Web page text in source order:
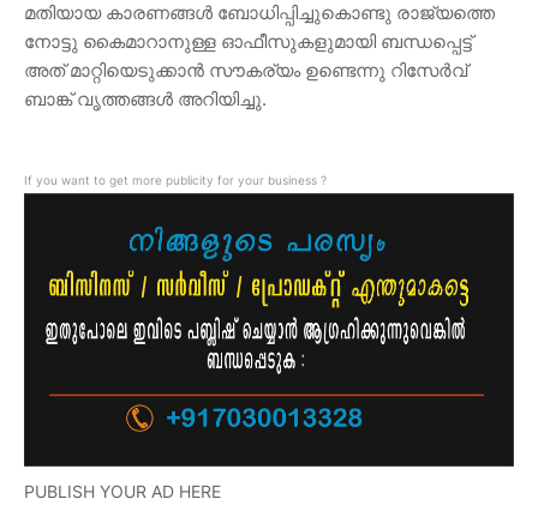
മതിയായ കാരണങ്ങൾ ബോധിപ്പിച്ചുകൊണ്ടു രാജ്യത്തെ
നോട്ടു കൈമാറാനുള്ള ഓഫീസുകളുമായി ബന്ധപ്പെട്ട്
അത് മാറ്റിയെടുക്കാൻ സൗകര്യം ഉണ്ടെന്നു റിസേർവ്
ബാങ്ക് വൃത്തങ്ങൾ അറിയിച്ചു.
If you want to get more publicity for your business ?
PUBLISH YOUR AD HERE